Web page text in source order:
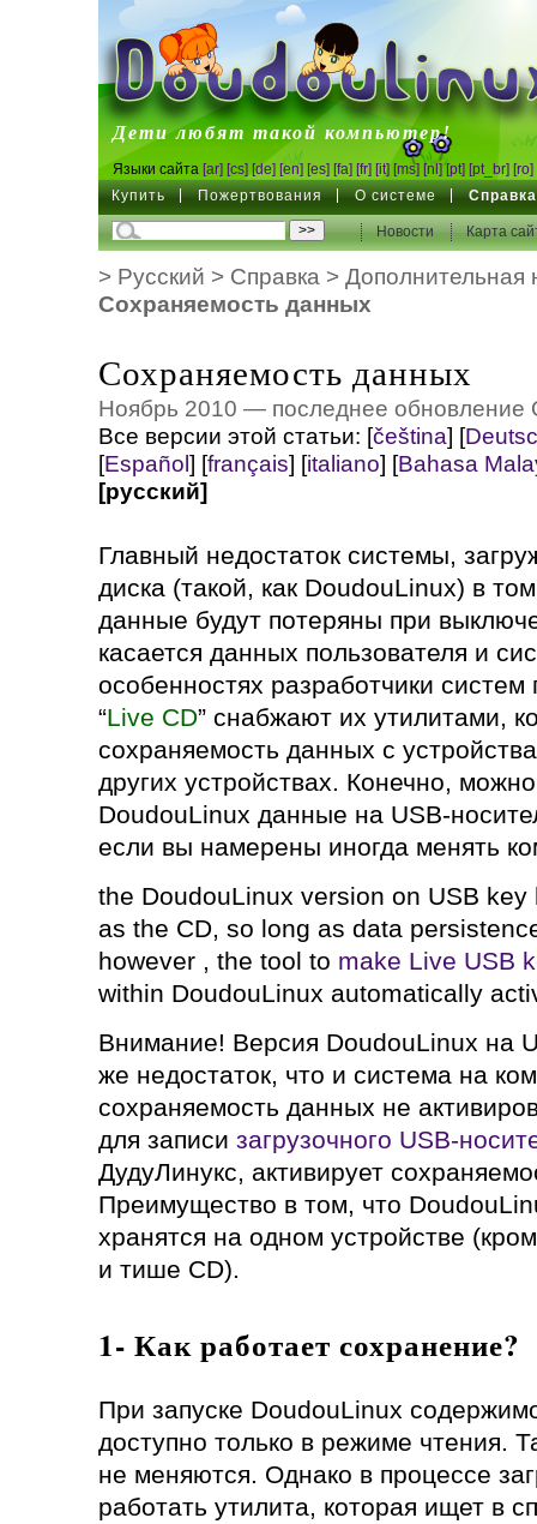
DoudouLinux
Дети любят такой компьютер!
Языки сайта [ar] [cs] [de] [en] [es] [fa] [fr] [it] [ms] [nl] [pt] [pt_br] [ro]
Купить Пожертвования О системе Справка
Новости Карта
> Русский > Справка > Дополнительная
Сохраняемость данных
Сохраняемость данных
Ноябрь 2010 — последнее обновление
Все версии этой статьи: [čeština] [
[Español] [français] [italiano] [Bahasa
[русский]
Главный недостаток системы,
диска (такой, как DoudouLinux) в
данные будут потеряны при
касается данных пользователя и
особенностях разработчики
“Live CD” снабжают их утилитами,
сохраняемость данных с
других устройствах. Конечно,
DoudouLinux данные на USB-
если вы намерены иногда менять
the DoudouLinux version on USB
as the CD, so long as data
however , the tool to make Live USB
within DoudouLinux automatically
Внимание! Версия DoudouLinux на
же недостаток, что и система на
сохраняемость данных не
для записи загрузочного USB-
ДудуЛинукс, активирует
Преимущество в том, что
хранятся на одном устройстве
и тише CD).
1- Как работает сохранение?
При запуске DoudouLinux
доступно только в режиме чтения.
не меняются. Однако в процессе
работать утилита, которая ищет в